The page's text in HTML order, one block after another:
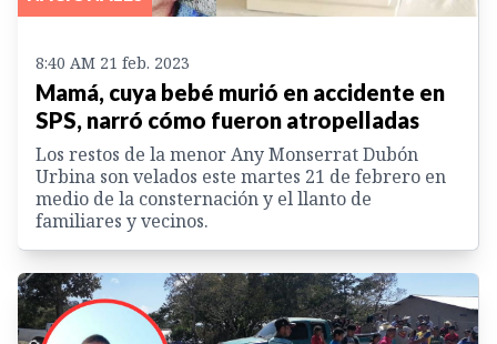
8:40 AM 21 feb. 2023
Mamá, cuya bebé murió en accidente en
SPS, narró cómo fueron atropelladas
Los restos de la menor Any Monserrat Dubón
Urbina son velados este martes 21 de febrero en
medio de la consternación y el llanto de
familiares y vecinos.